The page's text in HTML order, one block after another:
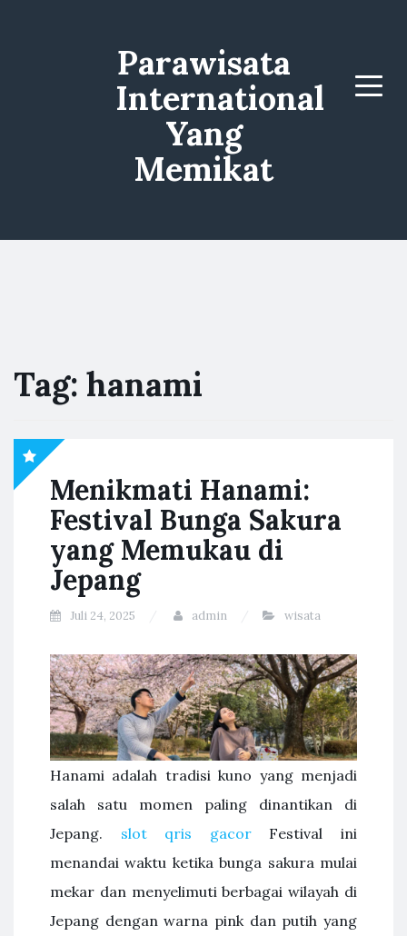
Parawisata
International
Yang
Memikat
Menu
Tag: hanami
Menikmati Hanami:
Festival Bunga Sakura
yang Memukau di
Jepang
Juli 24, 2025 admin wisata
Hanami adalah tradisi kuno yang menjadi
salah satu momen paling dinantikan di
Jepang. slot qris gacorFestival ini
menandai waktu ketika bunga sakura mulai
mekar dan menyelimuti berbagai wilayah di
Jepang dengan warna pink dan putih yang